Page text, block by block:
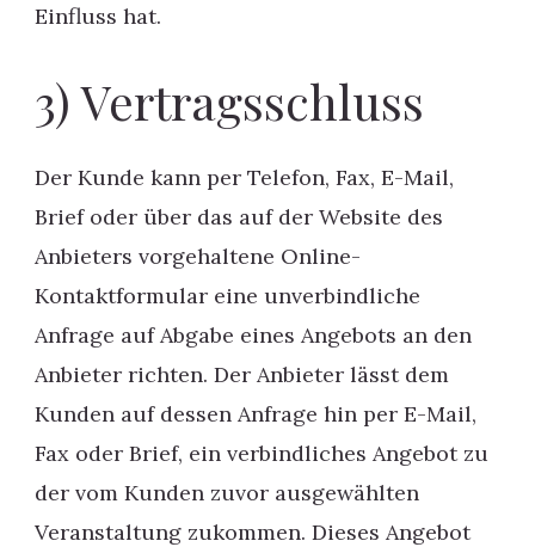
Einfluss hat.
3) Vertragsschluss
Der Kunde kann per Telefon, Fax, E-Mail,
Brief oder über das auf der Website des
Anbieters vorgehaltene Online-
Kontaktformular eine unverbindliche
Anfrage auf Abgabe eines Angebots an den
Anbieter richten. Der Anbieter lässt dem
Kunden auf dessen Anfrage hin per E-Mail,
Fax oder Brief, ein verbindliches Angebot zu
der vom Kunden zuvor ausgewählten
Veranstaltung zukommen. Dieses Angebot